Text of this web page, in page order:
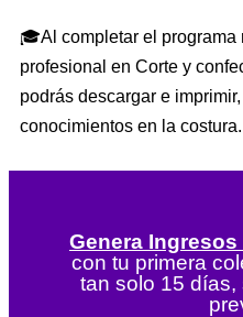
🎓Al completar el programa
profesional en Corte y
podrás descargar e
conocimientos en la costura.
Genera
con tu primera
tan solo 15